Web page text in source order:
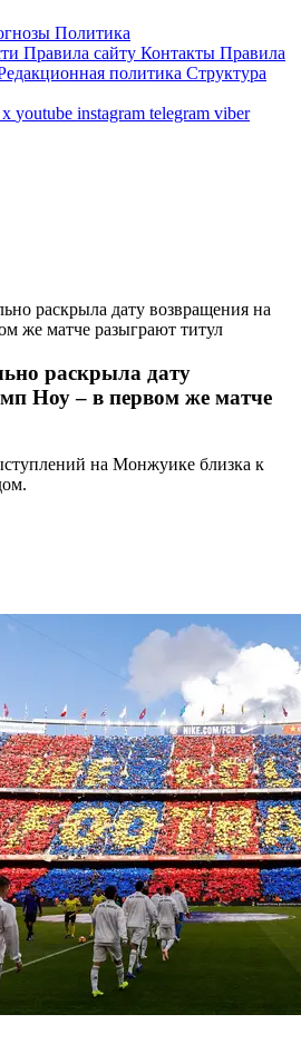
Политика
Правила сайту Контакты Правила
политика Структура
x youtube instagram telegram viber
раскрыла дату возвращения на
же матче разыграют титул
раскрыла дату
Ноу – в первом же матче
на Монжуике близка к